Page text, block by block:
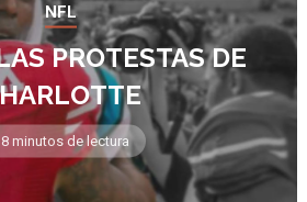
NFL
PROTESTAS DE
minutos de lectura